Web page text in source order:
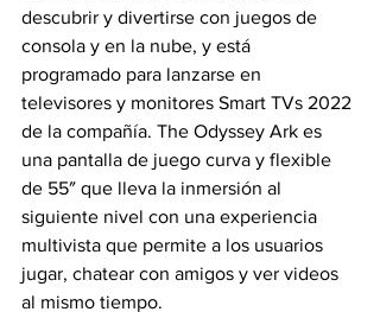
descubrir y divertirse con juegos de
consola y en la nube, y está
programado para lanzarse en
televisores y monitores Smart TVs 2022
de la compañía. The Odyssey Ark es
una pantalla de juego curva y flexible
de 55″ que lleva la inmersión al
siguiente nivel con una experiencia
multivista que permite a los usuarios
jugar, chatear con amigos y ver videos
al mismo tiempo.